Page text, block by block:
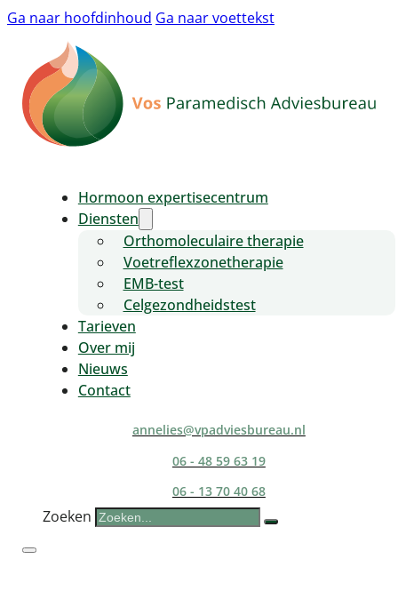
Ga naar hoofdinhoud Ga naar voettekst
Hormoon expertisecentrum
Diensten
Orthomoleculaire therapie
Voetreflexzonetherapie
EMB-test
Celgezondheidstest
Tarieven
Over mij
Nieuws
Contact
annelies@vpadviesbureau.nl
06 - 48 59 63 19
06 - 13 70 40 68
Zoeken